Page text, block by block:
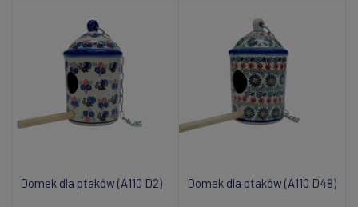
Domek dla ptaków (A110 D2) Domek dla ptaków (A110 D48)